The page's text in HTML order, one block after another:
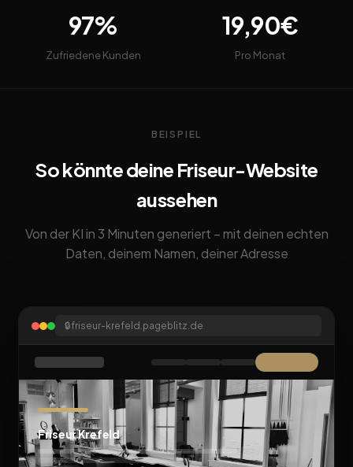
97%
Zufriedene Kunden
19,90€
Pro Monat
BEISPIEL
So könnte deine Friseur-Website
aussehen
Von der KI in 3 Minuten generiert – mit deinen echten
Daten, deinem Namen, deiner Adresse
🔒friseur-krefeld.pageblitz.de
Friseur Krefeld